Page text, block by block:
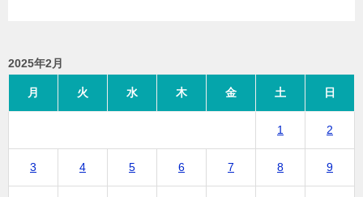
2025年2月
月 火 水 木 金 土 日
1 2
3 4 5 6 7 8 9